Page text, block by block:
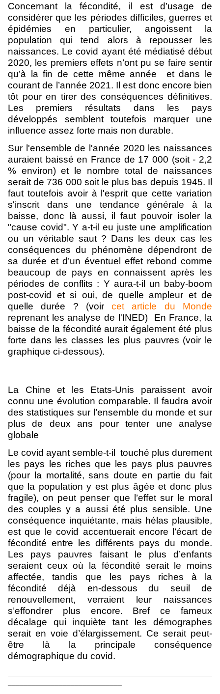
Concernant la fécondité, il est d’usage de
considérer que les périodes difficiles, guerres et
épidémies en particulier, angoissent la
population qui tend alors à repousser les
naissances. Le covid ayant été médiatisé début
2020, les premiers effets n’ont pu se faire sentir
qu’à la fin de cette même année et dans le
courant de l’année 2021. Il est donc encore bien
tôt pour en tirer des conséquences définitives.
Les premiers résultats dans les pays
développés semblent toutefois marquer une
influence assez forte mais non durable.
Sur l'ensemble de l'année 2020 les naissances
auraient baissé en France de 17 000 (soit - 2,2
% environ) et le nombre total de naissances
serait de 736 000 soit le plus bas depuis 1945. Il
faut toutefois avoir à l'esprit que cette variation
s'inscrit dans une tendance générale à la
baisse, donc là aussi, il faut pouvoir isoler la
"cause covid". Y a-t-il eu juste une amplification
ou un véritable saut ? Dans les deux cas les
conséquences du phénomène dépendront de
sa durée et d’un éventuel effet rebond comme
beaucoup de pays en connaissent après les
périodes de conflits : Y aura-t-il un baby-boom
post-covid et si oui, de quelle ampleur et de
quelle durée ? (voircet article du Monde
reprenant les analyse de l'INED) En France, la
baisse de la fécondité aurait également été plus
forte dans les classes les plus pauvres (voir le
graphique ci-dessous).
La Chine et les Etats-Unis paraissent avoir
connu une évolution comparable. Il faudra avoir
des statistiques sur l’ensemble du monde et sur
plus de deux ans pour tenter une analyse
globale
Le covid ayant semble-t-il touché plus durement
les pays les riches que les pays plus pauvres
(pour la mortalité, sans doute en partie du fait
que la population y est plus âgée et donc plus
fragile), on peut penser que l’effet sur le moral
des couples y a aussi été plus sensible. Une
conséquence inquiétante, mais hélas plausible,
est que le covid accentuerait encore l’écart de
fécondité entre les différents pays du monde.
Les pays pauvres faisant le plus d’enfants
seraient ceux où la fécondité serait le moins
affectée, tandis que les pays riches à la
fécondité déjà en-dessous du seuil de
renouvellement, verraient leur naissances
s’effondrer plus encore. Bref ce fameux
décalage qui inquiète tant les démographes
serait en voie d’élargissement. Ce serait peut-
être là la principale conséquence
démographique du covid.